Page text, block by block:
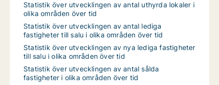
Statistik över utvecklingen av antal uthyrda lokaler i
olika områden över tid
Statistik över utvecklingen av antal lediga
fastigheter till salu i olika områden över tid
Statistik över utvecklingen av nya lediga fastigheter
till salu i olika områden över tid
Statistik över utvecklingen av antal sålda
fastigheter i olika områden över tid